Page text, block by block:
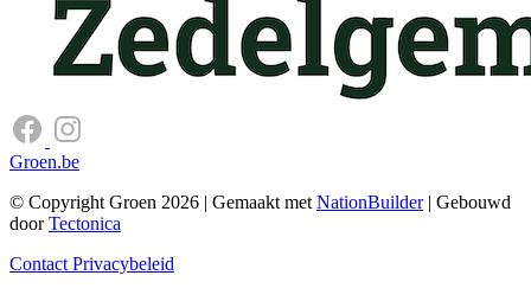
Groen.be
© Copyright Groen 2026 | Gemaakt met NationBuilder| Gebouwd
doorTectonica
Contact Privacybeleid